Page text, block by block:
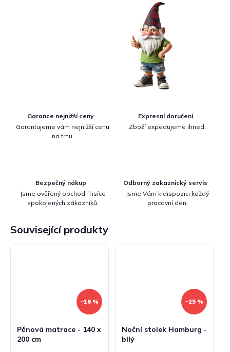
Garance nejnižší ceny
Garantujeme vám nejnižší cenu
na trhu.
Expresní doručení
Zboží expedujeme ihned.
Bezpečný nákup
Jsme ověřený obchod. Tisíce
spokojených zákazníků.
Odborný zakaznický servis
Jsme Vám k dispozici každý
pracovní den.
Související produkty
–16 %
Pěnová matrace - 140 x
200 cm
–25 %
Noční stolek Hamburg -
bílý